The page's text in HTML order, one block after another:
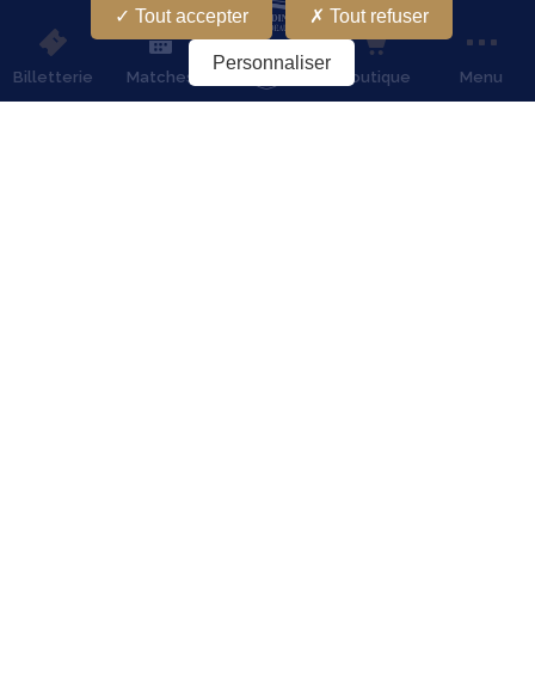
Billetterie Matches Boutique Menu
Partenaires
Tout accepter Tout refuser
Personnaliser